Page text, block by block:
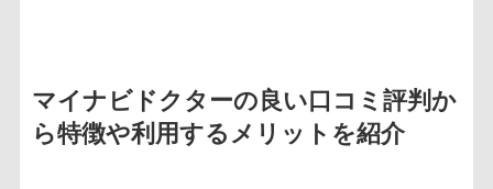
マイナビドクターの良い口コミ評判か
ら特徴や利用するメリットを紹介